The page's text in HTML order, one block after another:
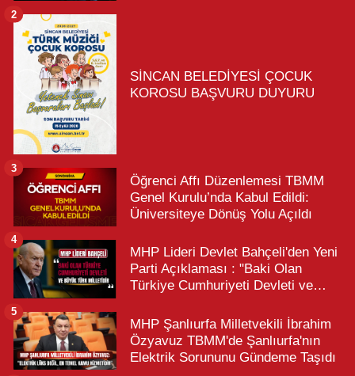
SİNCAN BELEDİYESİ ÇOCUK
KOROSU BAŞVURU DUYURU
2
Öğrenci Affı Düzenlemesi TBMM
Genel Kurulu’nda Kabul Edildi:
Üniversiteye Dönüş Yolu Açıldı
3
MHP Lideri Devlet Bahçeli'den Yeni
Parti Açıklaması : "Baki Olan
Türkiye Cumhuriyeti Devleti ve
4
MHP Şanlıurfa Milletvekili İbrahim
Özyavuz TBMM'de Şanlıurfa'nın
Elektrik Sorununu Gündeme Taşıdı
5